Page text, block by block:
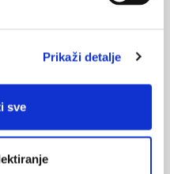
Prikaži detalje
sve
udruga primalja